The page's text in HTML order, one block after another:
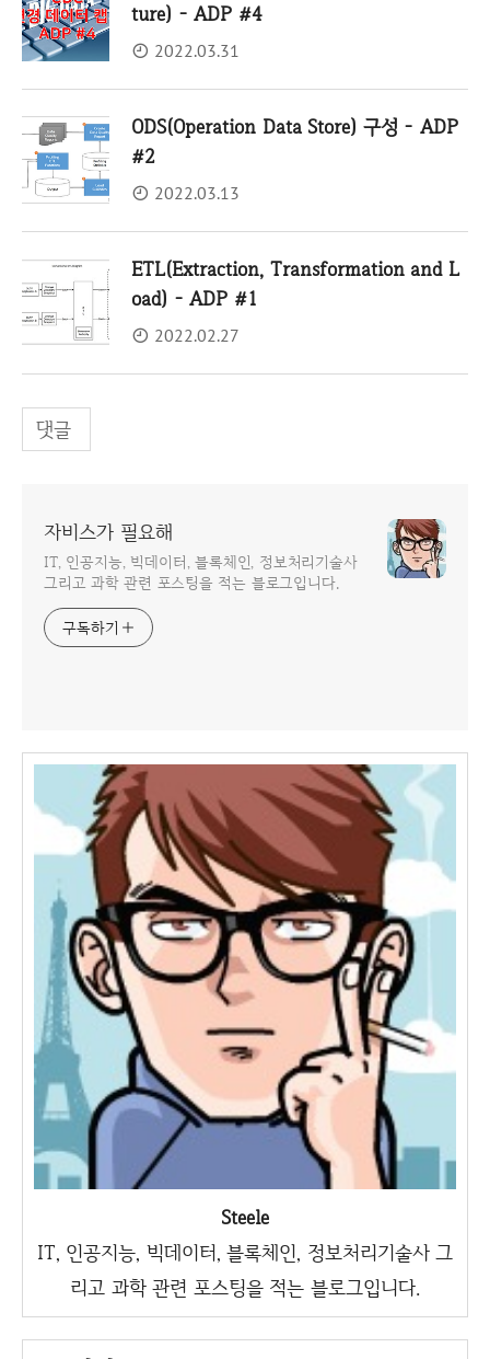
ture) - ADP #4
2022.03.31
ODS(Operation Data Store) 구성 - ADP
#2
2022.03.13
ETL(Extraction, Transformation and L
oad) - ADP #1
2022.02.27
댓글
자비스가 필요해
IT, 인공지능, 빅데이터, 블록체인, 정보처리기술사
그리고 과학 관련 포스팅을 적는 블로그입니다.
구독하기
Steele
IT, 인공지능, 빅데이터, 블록체인, 정보처리기술사 그
리고 과학 관련 포스팅을 적는 블로그입니다.